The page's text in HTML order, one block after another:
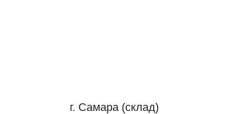
г. Самара (склад)